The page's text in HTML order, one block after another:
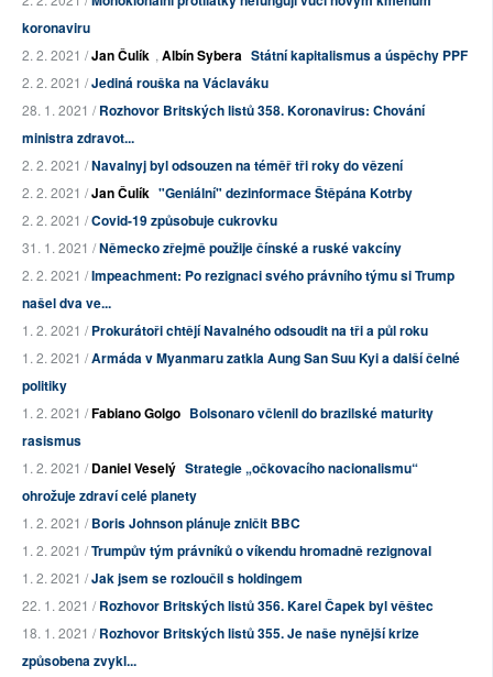
koronaviru
2. 2. 2021 /Jan Čulík , Albín Sybera Státní kapitalismus a úspěchy PPF
2. 2. 2021 /Jediná rouška na Václaváku
28. 1. 2021 /Rozhovor Britských listů 358. Koronavirus: Chování
ministra zdravot...
2. 2. 2021 /Navalnyj byl odsouzen na téměř tři roky do vězení
2. 2. 2021 /Jan Čulík "Geniální" dezinformace Štěpána Kotrby
2. 2. 2021 /Covid-19 způsobuje cukrovku
31. 1. 2021 /Německo zřejmě použije čínské a ruské vakcíny
2. 2. 2021 /Impeachment: Po rezignaci svého právního týmu si Trump
našel dva ve...
1. 2. 2021 /Prokurátoři chtějí Navalného odsoudit na tři a půl roku
1. 2. 2021 /Armáda v Myanmaru zatkla Aung San Suu Kyi a další čelné
politiky
1. 2. 2021 /Fabiano Golgo Bolsonaro včlenil do brazilské maturity
rasismus
1. 2. 2021 /Daniel Veselý Strategie „očkovacího nacionalismu“
ohrožuje zdraví celé planety
1. 2. 2021 /Boris Johnson plánuje zničit BBC
1. 2. 2021 /Trumpův tým právníků o víkendu hromadně rezignoval
1. 2. 2021 /Jak jsem se rozloučil s holdingem
22. 1. 2021 /Rozhovor Britských listů 356. Karel Čapek byl věštec
18. 1. 2021 /Rozhovor Britských listů 355. Je naše nynější krize
způsobena zvykl...